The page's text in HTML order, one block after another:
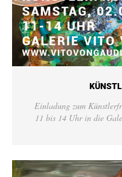
Einladung zum
11 bis 14 Uhr in die